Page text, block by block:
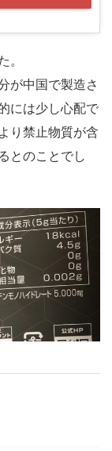
。
が中国で製造さ
には少し心配で
り禁止物質が含
とのことでし